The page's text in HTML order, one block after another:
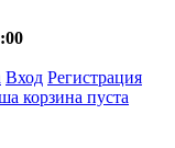
Вход Регистрация
корзина пуста